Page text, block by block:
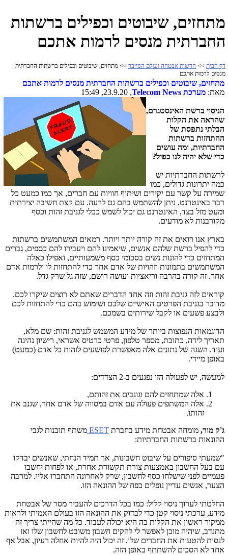
מתחזים, שיבוטים וכפילים ברשתות
החברתית מנסים לרמות אתכם
דף הבית >> חדשות אבטחה ועולם הסייבר >> מתחזים, שיבוטים וכפילים ברשתות החברתית
מנסים לרמות אתכם
מתחזים, שיבוטים וכפילים ברשתות החברתית מנסים לרמות אתכם
מאת: מערכת Telecom News
, 23.9.20, 15:49
הניסוי ברשת האינסטגרם,
שהראה את הקלות
הבלתי נתפסת של
ההתחזות ברשתות
החברתיות, ומה עושים
כדי שלא יהיה לנו כפיל?
לרשתות החברתיות יש
כמה יתרונות גדולים, כמו
שמירה על קשר עם יקירים ושיתוף חוויות עם חברים, אך כמו כמעט כל
דבר באינטרנט, ניתן להשתמש בהם גם לרעה. עם קצת חשיבה יצירתית
ומעט מזל בצד, האינטרנט גם יכול לשמש ככלי לגניבת זהות וכסף
מקורבנות לא מודעים.
בארץ אנו רואים את זה קורה יותר ויותר. רמאים המשתמשים ברשתות
כדי להפיל ברשת שלהם אנשים, שיאמינו להם ויעבירו להם כספים, גברים
המתחזים כדי להונות נשים בסכומי כסף משמעותיים, ואפילו כאלה
המשתמשים בתמונות וזהויות של אדם אחר כדי להתחזות לו ולרמות אדם
אחר. זה קורה בהרבה וריאציות ועושה רושם, שזה גל שרק גדל.
קוראים לזה גניבת זהות וזה אחד הדברים שאתם לא רוצים שיקרו לכם.
מדובר בגניבת הפרטים האישיים שלכם ושימוש בהם כדי להתחזות לכם
ולבצע פשעים או לקבל שירותים בשמכם.
הדוגמאות הנפוצות ביותר של מידע המשמש לגניבת זהות: שם מלא,
תאריך לידה, כתובת, מספר טלפון, פרטי כרטיס אשראי, רישיון נהיגה
ועוד. השגה של נתונים אלה מאפשרת לפושעים לזהות כל אדם (כמעט)
באופן מיידי.
למעשה, יש לפעולה הזו נפגעים ב-2 הצדדים:
אלה שמתחזים להם וגונבים את זהותם,
אלה המשתפים פעולה עם אדם במסווה של אדם אחר, שגנב את
זהותו.
ג'ק מור, מומחה אבטחת מידע בחברת ESET משתף תובנות לגבי
ההונאות ברשתות החברתיות:
"שמעתי סיפורים על שיבוט חשבונות, אך תמיד הנחתי, שאנשים יבדקו
עם בעל החשבון באמצעות צורת תקשורת אחרת, או לפחות יחשבו
פעמיים לפני שישלחו כסף לחשבון, שרק לאחרונה התחברו אליו. למרבה
הצער, אנשים עדיין נופלים בפח של ההונאה הזו.
החלטתי לערוך ניסוי קליל: כמו בכל הדרכים להעביר מסר של אבטחת
מידע, ערכתי ניסוי קטן כדי לבדוק את ההונאה הזו בעולם האמיתי ולראות
ממקור ראשון את הקלות בה היא יכולה לעבוד. כל מה שהייתי צריך זה
מתנדב, שיהיה מוכן לאפשר לי להקים חשבון משובט לחשבון שלו ואז
לנסות להטעות את החברים שלו. זה יכול היה להיות אחלה רעיון, אבל אף
אחד לא הסכים להשתתף באופן הזה.